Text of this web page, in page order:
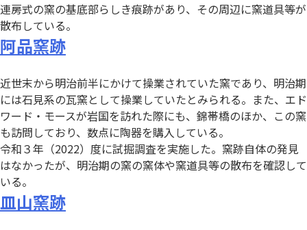
連房式の窯の基底部らしき痕跡があり、その周辺に窯道具等が
散布している。
阿品窯跡
近世末から明治前半にかけて操業されていた窯であり、明治期
には石見系の瓦窯として操業していたとみられる。また、エド
ワード・モースが岩国を訪れた際にも、錦帯橋のほか、この窯
も訪問しており、数点に陶器を購入している。
令和３年（2022）度に試掘調査を実施した。窯跡自体の発見
はなかったが、明治期の窯の窯体や窯道具等の散布を確認して
いる。
皿山窯跡